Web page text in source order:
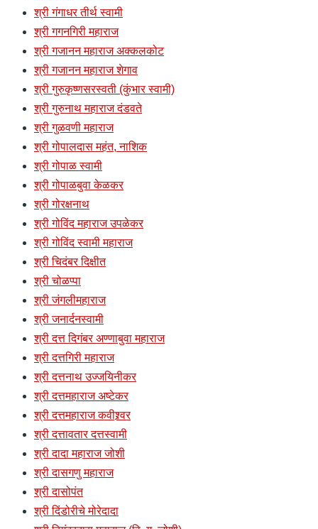
श्री गंगाधर तीर्थ स्वामी
श्री गगनगिरी महाराज
श्री गजानन महाराज अक्कलकोट
श्री गजानन महाराज शेगाव
श्री गुरुकृष्णसरस्वती (कुंभार स्वामी)
श्री गुरुनाथ महाराज दंडवते
श्री गुळवणी महाराज
श्री गोपालदास महंत, नाशिक
श्री गोपाळ स्वामी
श्री गोपाळबुवा केळकर
श्री गोरक्षनाथ
श्री गोविंद महाराज उपळेकर
श्री गोविंद स्वामी महाराज
श्री चिदंबर दिक्षीत
श्री चोळप्पा
श्री जंगलीमहाराज
श्री जनार्दनस्वामी
श्री दत्त दिगंबर अण्णाबुवा महाराज
श्री दत्तगिरी महाराज
श्री दत्तनाथ उज्जयिनीकर
श्री दत्तमहाराज अष्टेकर
श्री दत्तमहाराज कवीश्र्वर
श्री दत्तावतार दत्तस्वामी
श्री दादा महाराज जोशी
श्री दासगणु महाराज
श्री दासोपंत
श्री दिंडोरीचे मोरेदादा